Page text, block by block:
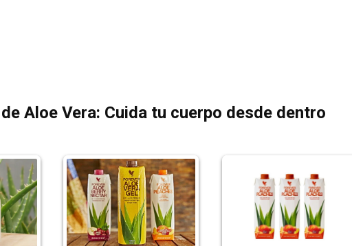
Aloe Vera: Cuida tu cuerpo desde dentro